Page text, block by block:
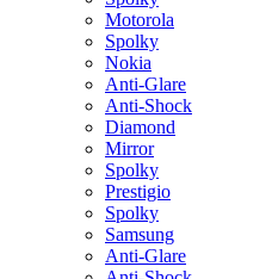
Motorola
Spolky
Nokia
Anti-Glare
Anti-Shock
Diamond
Mirror
Spolky
Prestigio
Spolky
Samsung
Anti-Glare